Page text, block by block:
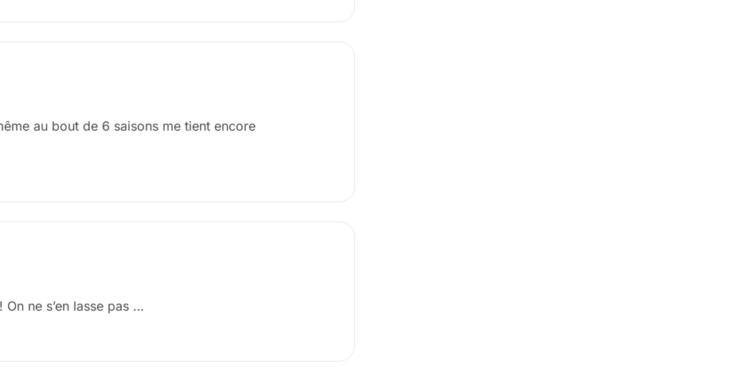
au bout de 6 saisons me tient encore
ne s’en lasse pas …